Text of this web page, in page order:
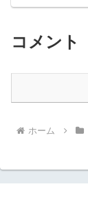
コメント
ホーム